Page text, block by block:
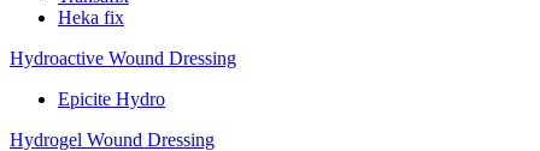
Heka fix
Hydroactive Wound Dressing
Epicite Hydro
Hydrogel Wound Dressing